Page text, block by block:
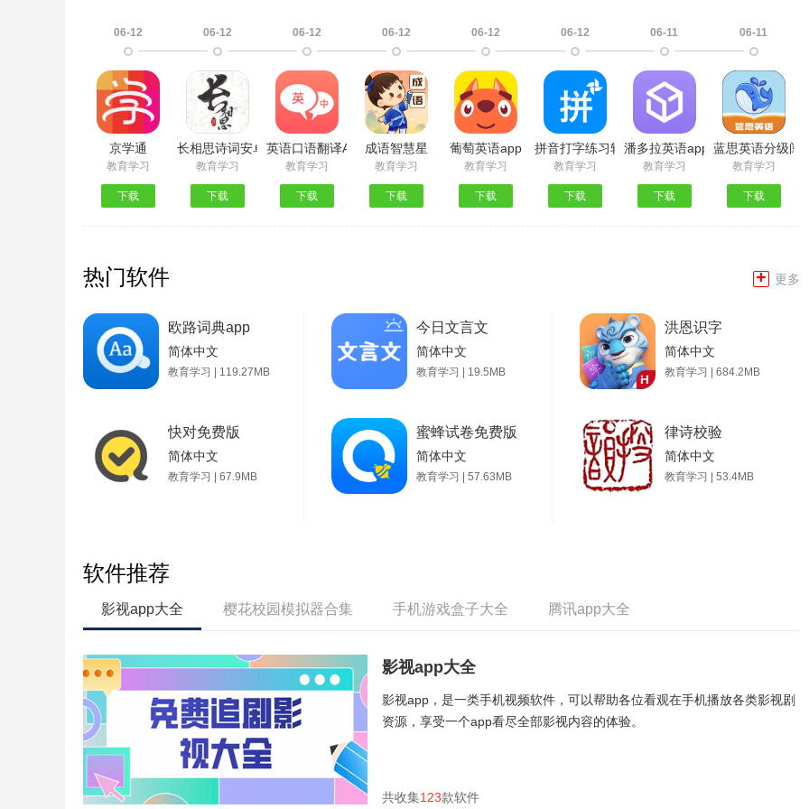
06-12
京学通
教育学习
下载
06-12
长相思诗词安卓版
教育学习
下载
06-12
英语口语翻译App最新版
教育学习
下载
06-12
成语智慧星
教育学习
下载
06-12
葡萄英语app
教育学习
下载
06-12
拼音打字练习软件手机版
教育学习
下载
06-11
潘多拉英语app
教育学习
下载
06-11
蓝思英语分级阅
教育学习
下载
热门软件 + 更多
欧路词典app
简体中文
教育学习 | 119.27MB
今日文言文
简体中文
教育学习 | 19.5MB
洪恩识字
简体中文
教育学习 | 684.2MB
快对免费版
简体中文
教育学习 | 67.9MB
蜜蜂试卷免费版
简体中文
教育学习 | 57.63MB
律诗校验
简体中文
教育学习 | 53.4MB
软件推荐
影视app大全 樱花校园模拟器合集 手机游戏盒子大全 腾讯app大全
影视app大全
影视app，是一类手机视频软件，可以帮助各位看观在手机播放各类影视剧
资源，享受一个app看尽全部影视内容的体验。
共收集123款软件